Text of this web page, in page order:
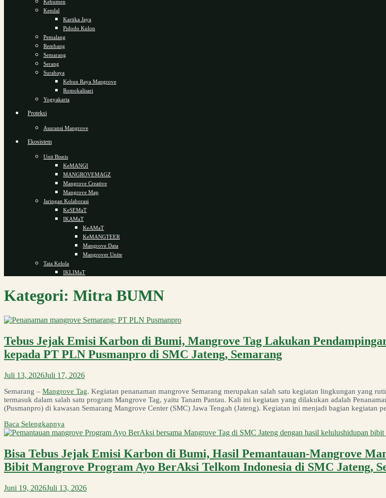
Kebumen
Kendal
Kartika Jaya
Pidodo Kulon
Pemalang
Rembang
Semarang
Serang
Surabaya
Kebun Raya Mangrove
Romokalisari
Yogyakarta
Proteksi
Asuransi Mangrove
Ekosistem
Unit Bisnis
KeMANGI
MANGROVEMAGZ
Mangrove Creative
Mangrove Map
Jaringan Kolaborasi
KeSEMaT
IKAMaT
KeAMaT
KeMANGTEER
Mangrove Data
Mangrover Unite
Tata Kelola
IKLIMaT
Kategori: Mitra BUMN
Tebus Jejak Emisi Karbon di Bumi, Mangrove Tag Lakukan
kepada PT PLN Pusmanpro di SMC Jateng, Semarang
Juli 13, 2026Juli 17, 2026
Semarang – Mangrove Tag. Kegiatan penanaman mangrove Semarang merupakan salah satu kegiatan lingkungan yang
termasuk dalam salah satu program Mangrove Tag, yaitu Tanam Pantau. Kali ini kegiatan yang dilakukan adalah
(Pusmanpro) di kawasan Semarang Mangrove Center (SMC) Jawa Tengah (Jateng). Kegiatan ini menjadi bagian kegiatan
Baca Selengkapnya
Bisa Tebus Jejak Emisi Karbon di Bumi, Hasil Pemantauan-Mangrove
Bibit Mangrove Program Ayo BerAksi Telkom Indonesia di SMC Jateng,
Juni 19, 2026Juli 13, 2026